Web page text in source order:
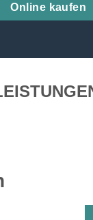
Online kaufen